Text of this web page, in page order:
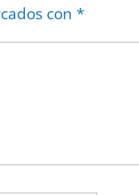
con *